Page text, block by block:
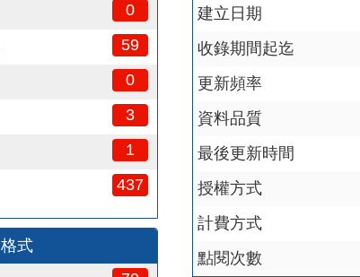
0
59
0
3
1
437
格式
建立日期
收錄期間起迄
更新頻率
資料品質
最後更新時間
授權方式
計費方式
點閱次數